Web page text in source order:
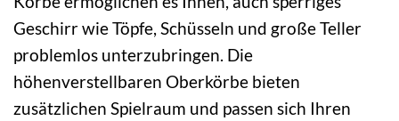
Geschirr wie Töpfe, Schüsseln und große Teller
problemlos unterzubringen. Die
höhenverstellbaren Oberkörbe bieten
zusätzlichen Spielraum und passen sich Ihren